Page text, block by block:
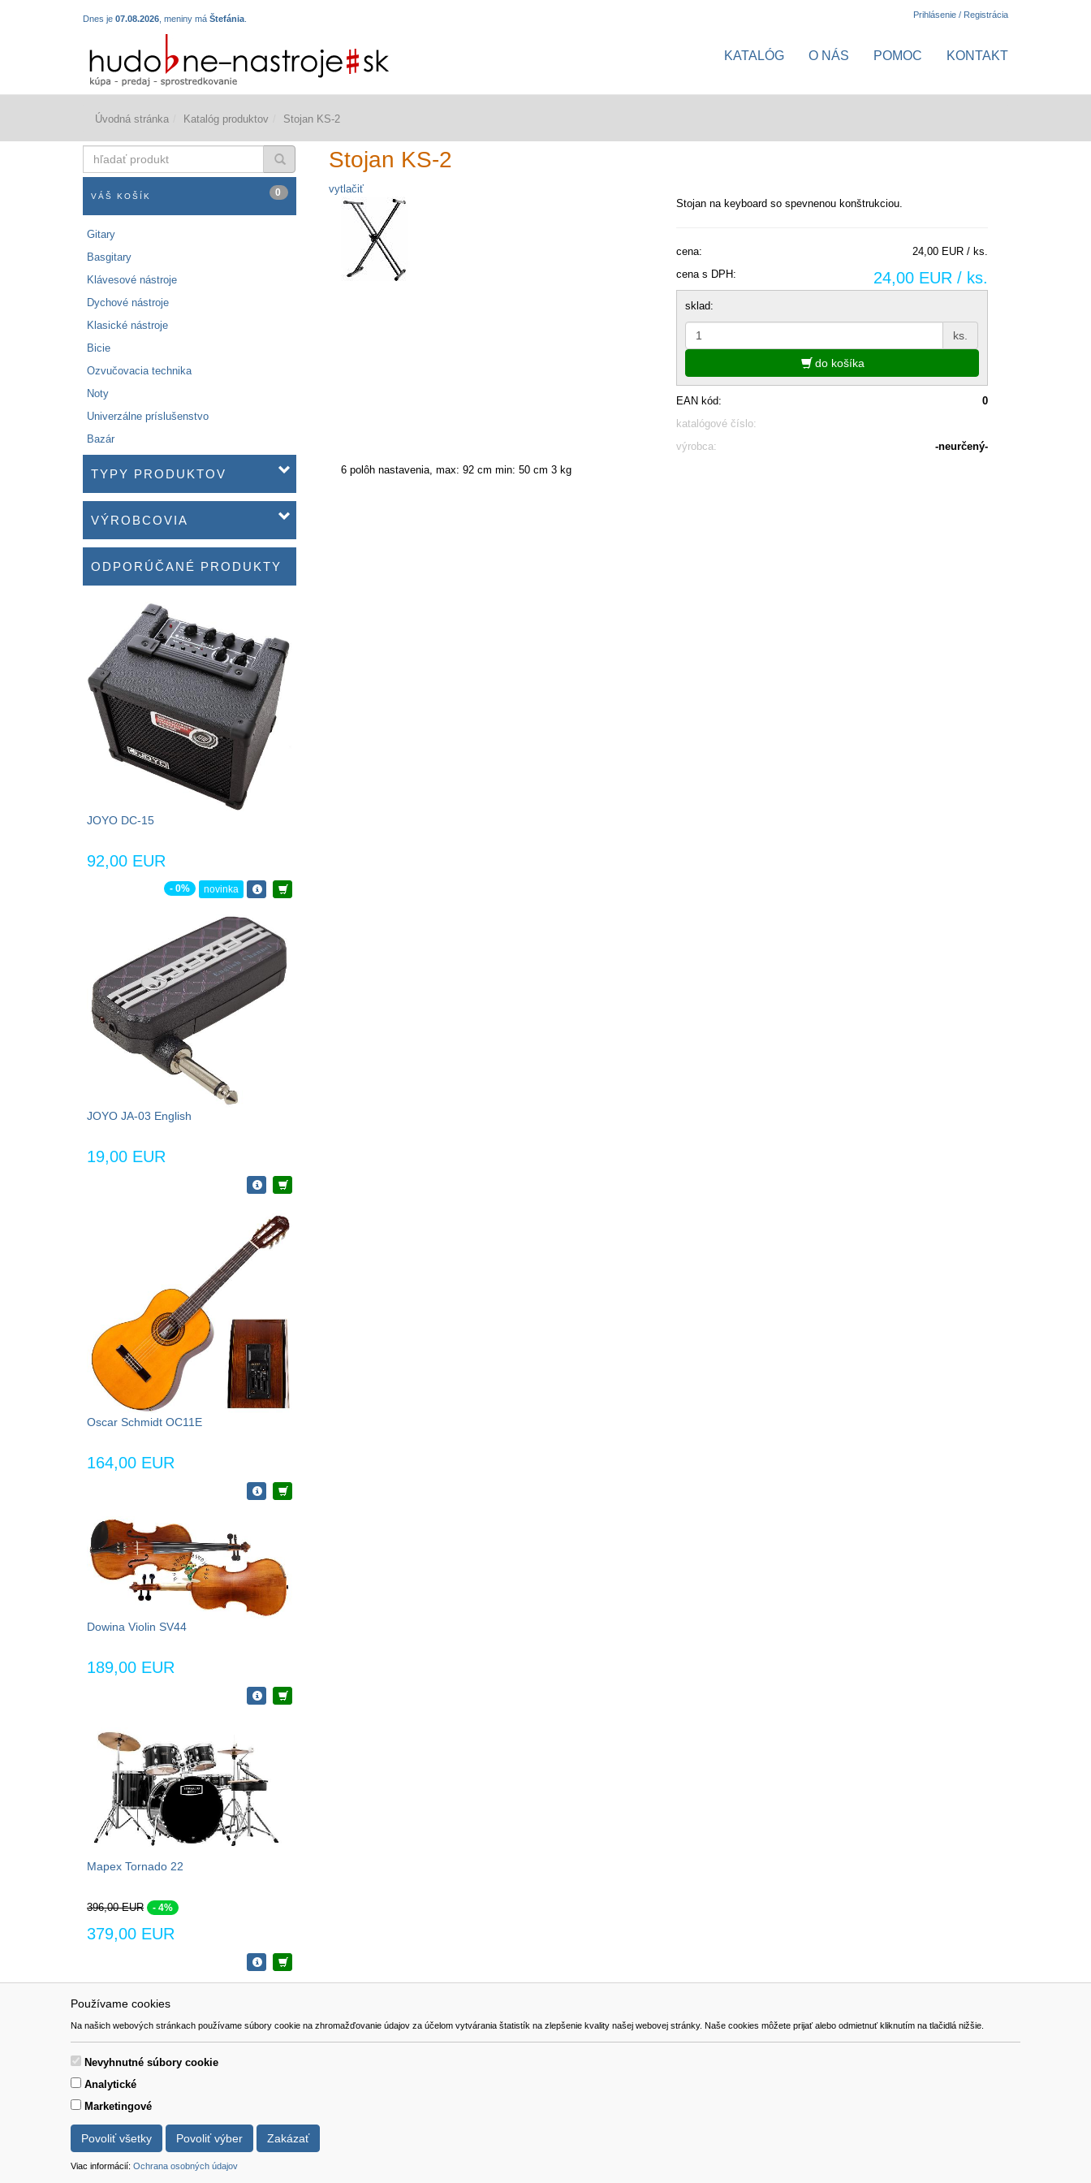
Používame cookies
Na našich webových stránkach používame súbory cookie na zhromažďovanie údajov za účelom vytvárania štatistík na zlepšenie kvality našej webovej stránky. Naše cookies môžete prijať alebo odmietnuť kliknutím na tlačidlá nižšie.
Nevyhnutné súbory cookie
Analytické
Marketingové
Povoliť všetky Povoliť výber Zakázať
Viac informácií: Ochrana osobných údajov
Dnes je 07.08.2026 , meniny má Štefánia Prihlásenie / Registrácia
KATALÓG O NÁS POMOC KONTAKT
Úvodná stránka Katalóg produktov Stojan KS-2
produkt
VÁŠ KOŠÍK 0
Gitary
Basgitary
Klávesové nástroje
Dychové nástroje
Klasické nástroje
Bicie
Ozvučovacia technika
Noty
Univerzálne príslušenstvo
Bazár
TYPY PRODUKTOV
VÝROBCOVIA
ODPORÚČANÉ PRODUKTY
JOYO DC-15
92,00 EUR
- 0% novinka
JOYO JA-03 English
19,00 EUR
Oscar Schmidt OC11E
164,00 EUR
Dowina Violin SV44
189,00 EUR
Mapex Tornado 22
396,00 EUR - 4%
379,00 EUR
Stojan KS-2
vytlačiť
Stojan na keyboard so spevnenou konštrukciou.
cena:
24,00 EUR / ks.
cena s DPH:
24,00 EUR / ks.
sklad:
ks.
do košíka
EAN kód:
0
katalógové číslo:
výrobca:
-neurčený-
6 polôh nastavenia, max: 92 cm min: 50 cm 3 kg
Pomoc
Kontakt